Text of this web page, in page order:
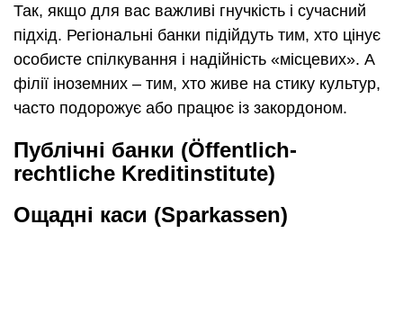
Так, якщо для вас важливі гнучкість і сучасний
підхід. Регіональні банки підійдуть тим, хто цінує
особисте спілкування і надійність «місцевих». А
філії іноземних – тим, хто живе на стику культур,
часто подорожує або працює із закордоном.
Публічні банки (Öffentlich-
rechtliche Kreditinstitute)
Ощадні каси (Sparkassen)